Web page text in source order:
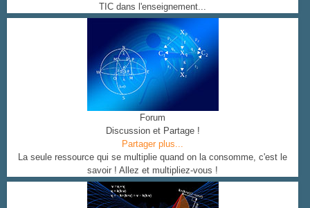
TIC dans l'enseignement...
Forum
Discussion et Partage !
Partager plus...
La seule ressource qui se multiplie quand on la consomme, c'est le
savoir ! Allez et multipliez-vous !